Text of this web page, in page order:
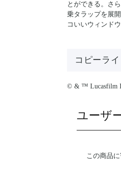
とができる。さ
乗タラップを展
コいいウィンド
コピーライ
© & ™ Lucasfilm
ユーザ
この商品